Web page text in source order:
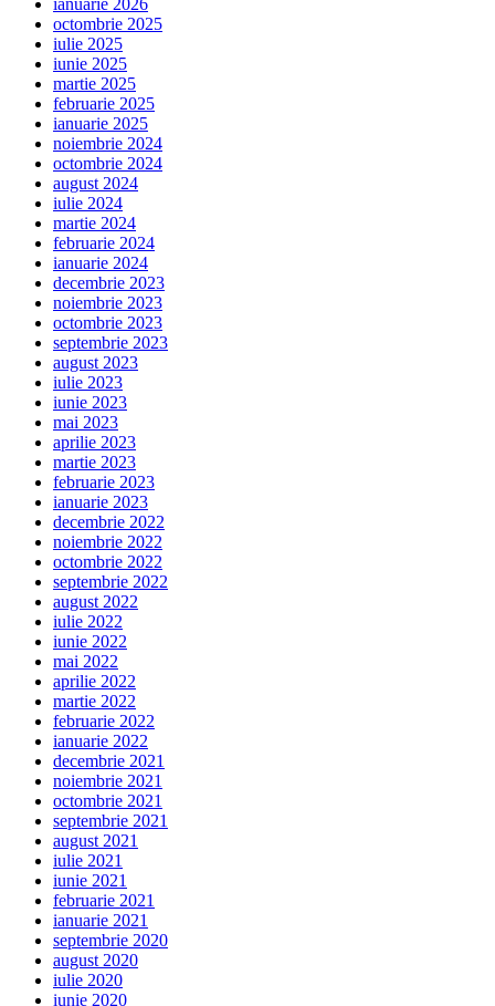
octombrie 2025
iulie 2025
iunie 2025
martie 2025
februarie 2025
ianuarie 2025
noiembrie 2024
octombrie 2024
august 2024
iulie 2024
martie 2024
februarie 2024
ianuarie 2024
decembrie 2023
noiembrie 2023
octombrie 2023
septembrie 2023
august 2023
iulie 2023
iunie 2023
mai 2023
aprilie 2023
martie 2023
februarie 2023
ianuarie 2023
decembrie 2022
noiembrie 2022
octombrie 2022
septembrie 2022
august 2022
iulie 2022
iunie 2022
mai 2022
aprilie 2022
martie 2022
februarie 2022
ianuarie 2022
decembrie 2021
noiembrie 2021
octombrie 2021
septembrie 2021
august 2021
iulie 2021
iunie 2021
februarie 2021
ianuarie 2021
septembrie 2020
august 2020
iulie 2020
iunie 2020